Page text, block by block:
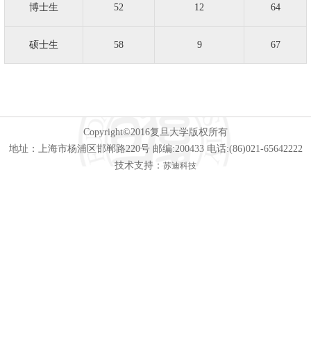
博士生 52 12 64
硕士生 58 9 67
Copyright©2016复旦大学版权所有
地址： 上海市杨浦区邯郸路220号 邮编:200433 电话:(86)021-65642222
技术支持： 苏迪科技